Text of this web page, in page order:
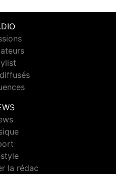
la rédac